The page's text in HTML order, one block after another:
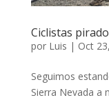
Ciclistas
por Luis | Oct
Seguimos
Sierra Nevada a